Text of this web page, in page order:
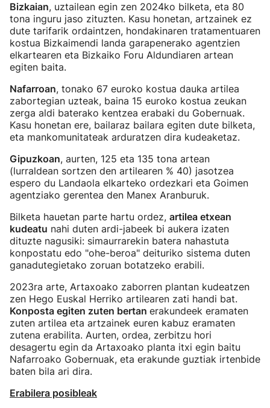
Bizkaian, uztailean egin zen 2024ko bilketa, eta 80
tona inguru jaso zituzten. Kasu honetan, artzainek ez
dute tarifarik ordaintzen, hondakinaren tratamentuaren
kostua Bizkaimendi landa garapenerako agentzien
elkartearen eta Bizkaiko Foru Aldundiaren artean
egiten baita.
Nafarroan, tonako 67 euroko kostua dauka artilea
zabortegian uzteak, baina 15 euroko kostua zeukan
zerga aldi baterako kentzea erabaki du Gobernuak.
Kasu honetan ere, bailaraz bailara egiten dute bilketa,
eta mankomunitateak arduratzen dira kudeaketaz.
Gipuzkoan, aurten, 125 eta 135 tona artean
(lurraldean sortzen den artilearen % 40) jasotzea
espero du Landaola elkarteko ordezkari eta Goimen
agentziako gerentea den Manex Aranburuk.
Bilketa hauetan parte hartu ordez, artilea etxean
kudeatu nahi duten ardi-jabeek bi aukera izaten
dituzte nagusiki: simaurrarekin batera nahastuta
konpostatu edo "ohe-beroa" deituriko sistema duten
ganadutegietako zoruan botatzeko erabili.
2023ra arte, Artaxoako zaborren plantan kudeatzen
zen Hego Euskal Herriko artilearen zati handi bat.
Konposta egiten zuten bertan erakundeek eramaten
zuten artilea eta artzainek euren kabuz eramaten
zutena erabilita. Aurten, ordea, zerbitzu hori
desagertu egin da Artaxoako planta itxi egin baitu
Nafarroako Gobernuak, eta erakunde guztiak irtenbide
baten bila ari dira.
Erabilera posibleak